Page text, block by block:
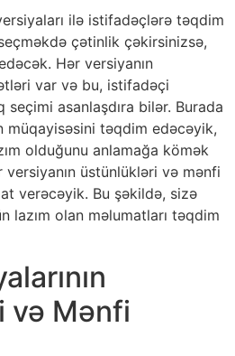
ilə istifadəçlərə təqdim
çətinlik çəkirsinizsə,
Hər versiyanın
var və bu, istifadəçi
asanlaşdıra bilər. Burada
müqayisəsini təqdim edəcəyik,
olduğunu anlamağa kömək
üstünlükləri və mənfi
verəcəyik. Bu şəkildə, sizə
lazım olan məlumatları təqdim
və Mənfi